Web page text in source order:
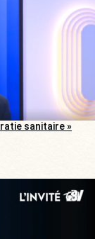
sanitaire »